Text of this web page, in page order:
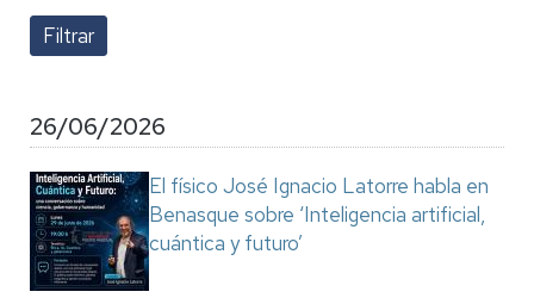
26/06/2026
El físico José Ignacio Latorre habla en
Benasque sobre ‘Inteligencia artificial,
cuántica y futuro’